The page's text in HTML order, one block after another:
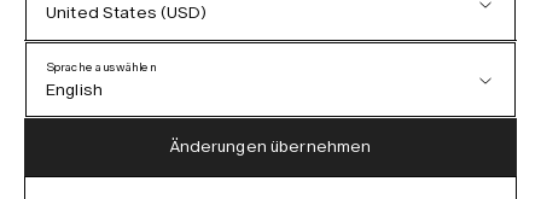
Datenschutzerklärung
AGB
Barrierefreiheit
Cookie-Richtlinie
United States (USD)
Austria (EUR)
Sprache auswählen
English
German
Änderungen übernehmen